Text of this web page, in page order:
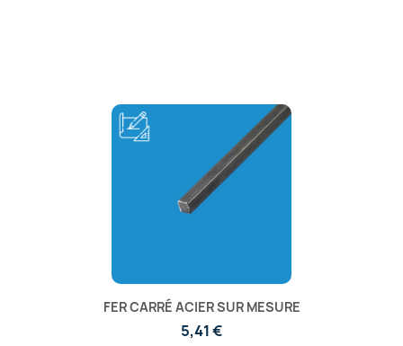
FER CARRÉ ACIER SUR MESURE
5,41 €